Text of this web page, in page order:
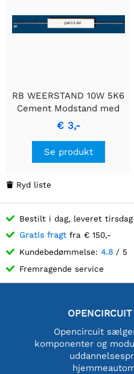
RB WEERSTAND 10W 5K6
Cement Modstand med
Trådviklet Design
€ 3,-
Se produkt
 Ryd liste
Bestilt i dag, leveret tirsdag
Gratis fragt fra € 150,-
Kundebedømmelse: 4.8 / 5
Fremragende service
Opencircuit
komponenter og